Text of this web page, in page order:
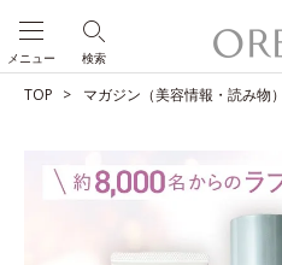
検索
メニュー
TOP マガジン（美容情報・読み物）